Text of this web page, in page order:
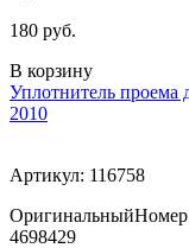
180 руб.
В корзину
Уплотнитель проема
2010
Артикул: 116758
4698429